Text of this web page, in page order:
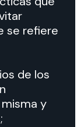
se refiere
de los
y